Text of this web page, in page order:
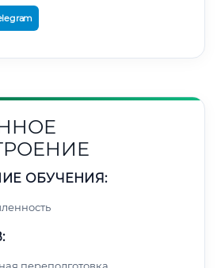
ОБУЧЕНИЯ: